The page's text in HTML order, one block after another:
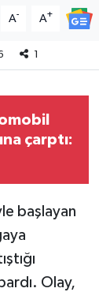
A- A+
1
çarptı:
başlayan
Olay,